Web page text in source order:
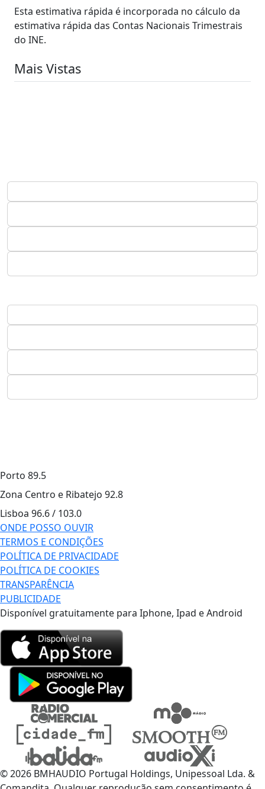
Esta estimativa rápida é incorporada no cálculo da
estimativa rápida das Contas Nacionais Trimestrais
do INE.
Mais Vistas
Porto 89.5
Zona Centro e Ribatejo 92.8
Lisboa 96.6 / 103.0
ONDE POSSO OUVIR
TERMOS E CONDIÇÕES
POLÍTICA DE PRIVACIDADE
POLÍTICA DE COOKIES
TRANSPARÊNCIA
PUBLICIDADE
Disponível gratuitamente para Iphone, Ipad e Android
© 2026 BMHAUDIO Portugal Holdings, Unipessoal Lda. &